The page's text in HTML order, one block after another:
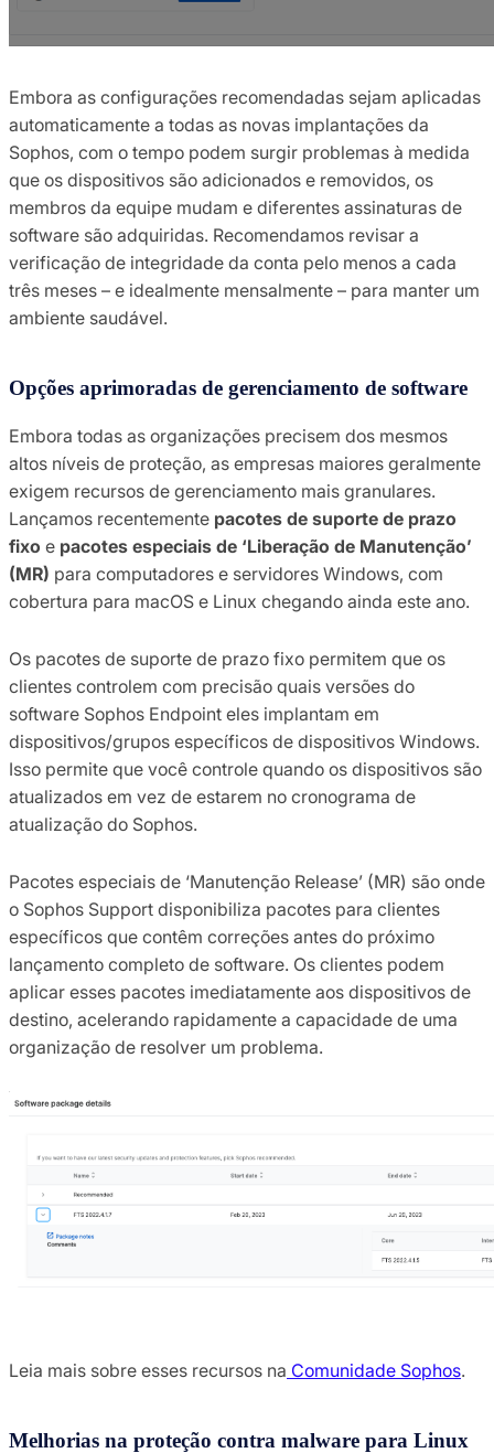
Embora as configurações recomendadas sejam aplicadas
automaticamente a todas as novas implantações da
Sophos, com o tempo podem surgir problemas à medida
que os dispositivos são adicionados e removidos, os
membros da equipe mudam e diferentes assinaturas de
software são adquiridas. Recomendamos revisar a
verificação de integridade da conta pelo menos a cada
três meses – e idealmente mensalmente – para manter um
ambiente saudável.
Opções aprimoradas de gerenciamento de software
Embora todas as organizações precisem dos mesmos
altos níveis de proteção, as empresas maiores geralmente
exigem recursos de gerenciamento mais granulares.
Lançamos recentemente pacotes de suporte de prazo
fixo e pacotes especiais de ‘Liberação de Manutenção’
(MR) para computadores e servidores Windows, com
cobertura para macOS e Linux chegando ainda este ano.
Os pacotes de suporte de prazo fixo permitem que os
clientes controlem com precisão quais versões do
software Sophos Endpoint eles implantam em
dispositivos/grupos específicos de dispositivos Windows.
Isso permite que você controle quando os dispositivos são
atualizados em vez de estarem no cronograma de
atualização do Sophos.
Pacotes especiais de ‘Manutenção Release’ (MR) são onde
o Sophos Support disponibiliza pacotes para clientes
específicos que contêm correções antes do próximo
lançamento completo de software. Os clientes podem
aplicar esses pacotes imediatamente aos dispositivos de
destino, acelerando rapidamente a capacidade de uma
organização de resolver um problema.
Leia mais sobre esses recursos na Comunidade Sophos.
Melhorias na proteção contra malware para Linux